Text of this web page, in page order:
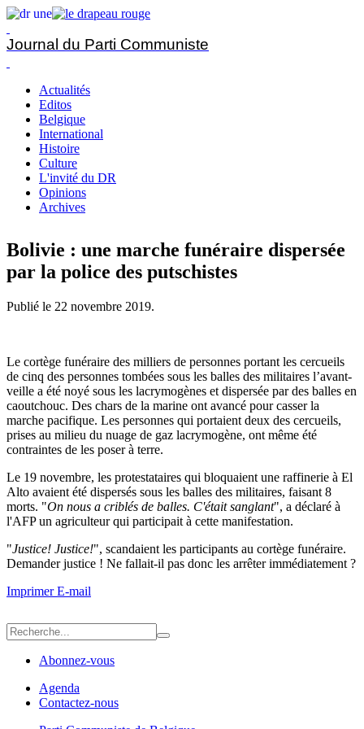
Journal du Parti Communiste
Actualités
Editos
Belgique
International
Histoire
Culture
L'invité du DR
Opinions
Archives
Bolivie : une marche funéraire dispersée
par la police des putschistes
Publié le 22 novembre 2019.
Le cortège funéraire des milliers de personnes portant les cercueils
de cinq des personnes tombées sous les balles des militaires l’avant-
veille a été noyé sous les lacrymogènes et dispersée par des balles en
caoutchouc. Des chars de la marine ont avancé pour casser la
marche pacifique. Les personnes qui portaient deux des cercueils,
prises au milieu du nuage de gaz lacrymogène, ont même été
contraintes de les poser à terre.
Le 19 novembre, les protestataires qui bloquaient une raffinerie à El
Alto avaient été dispersés sous les balles des militaires, faisant 8
morts. "On nous a criblés de balles. C'était sanglant", a déclaré à
l'AFP un agriculteur qui participait à cette manifestation.
"Justice! Justice!", scandaient les participants au cortège funéraire.
Demander justice ! Ne fallait-il pas donc les arrêter immédiatement ?
ImprimerE-mail
Abonnez-vous
Agenda
Contactez-nous